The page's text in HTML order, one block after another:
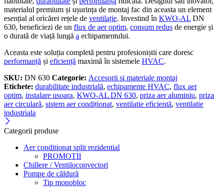
materialul premium și ușurința de montaj fac din aceasta un element
esențial al oricărei rețele de ventilație. Investind în KWO-AL DN
630, beneficiezi de un flux de aer optim, consum redus de energie și
o durată de viață lungă a echipamentului.
Aceasta este soluția completă pentru profesioniștii care doresc
performanță și eficiență maximă în sistemele HVAC.
SKU: DN 630 Categorie: Accesorii si materiale montaj
Etichete: durabilitate industrială, echipamente HVAC, flux aer
optim, instalare usoara, KWO-AL DN 630, priza aer aluminiu, priza
aer circulară, sistem aer condiționat, ventilatie eficientă, ventilatie
industriala
Categorii produse
Aer conditionat split rezidential
PROMOTII
Chillere / Ventiloconvectori
Pompe de căldură
Tip monobloc